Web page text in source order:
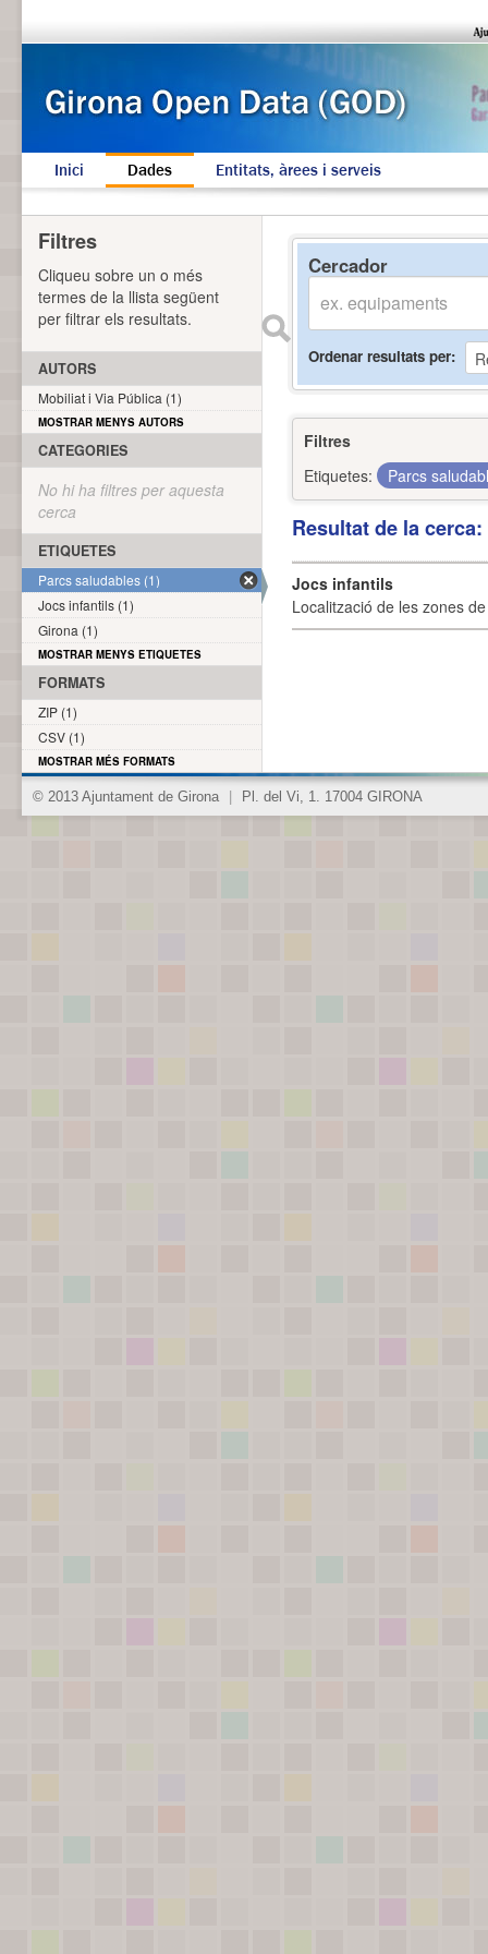
Inici Dades Entitats, àrees i serveis
Cercador
Ordenar resultats per
Filtres
Etiquetes:
Parcs
Resultat de la
Jocs infantils
Localització de les zones
Filtres
Cliqueu sobre un o més
termes de la llista següent
per filtrar els resultats.
AUTORS
Mobiliat i Via Pública (1)
MOSTRAR MENYS AUTORS
CATEGORIES
No hi ha filtres per aquesta
cerca
ETIQUETES
Parcs saludables (1)
Jocs infantils (1)
Girona (1)
MOSTRAR MENYS ETIQUETES
FORMATS
ZIP (1)
CSV (1)
MOSTRAR MÉS FORMATS
© 2013 Ajuntament de Girona Pl. del Vi, 1. 17004 GIRONA